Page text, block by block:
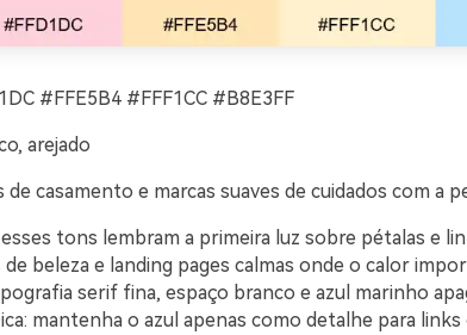
#FFE5B4 #FFF1CC #B8E3FF
arejado
casamento e marcas suaves de cuidados com a
tons lembram a primeira luz sobre pétalas e
beleza e landing pages calmas onde o calor
serif fina, espaço branco e azul marinho
mantenha o azul apenas como detalhe para links